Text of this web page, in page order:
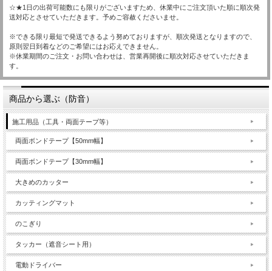
☆★1日の出荷可能数にも限りがございますため、休業中にご注文頂いた順に順次発
送対応とさせていただきます。予めご容赦くださいませ。
※できる限り最短で発送できるよう努めておりますが、順次発送となりますので、
原則翌日到着などのご希望にはお応えできません。
※休業期間のご注文・お問い合わせは、営業再開後に順次対応させていただきま
す。
商品から選ぶ（防音）
施工用品（工具・両面テープ等）
両面ボンドテープ【50mm幅】
両面ボンドテープ【30mm幅】
大きめのカッター
カッティングマット
のこぎり
タッカー（遮音シート用）
電動ドライバー